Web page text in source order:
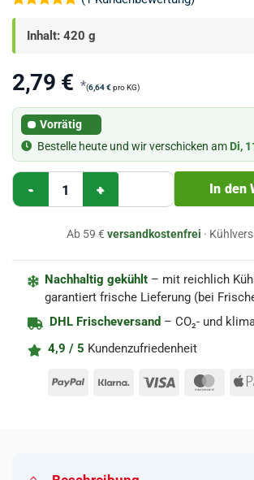
Bewertet
mit5von
5, basierend
auf
1
Inhalt: 420 g
2,79 € *(6,64€pro KG)
Vorrätig
Bestelle heute und wir verschicken am Di,
Apfelbeerensirup Syrop Aronia 420ml –In den
Ab 59 € versandkostenfrei ·
Nachhaltig gekühlt – mit reichlich
garantiert frische Lieferung (bei
DHL Frischeversand – CO₂- und
4,9 / 5 Kundenzufriedenheit
PayPal Klarna Visa